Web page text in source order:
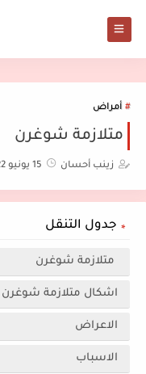
أمراض
متلازمة شوغرن
زينب أحسان 15 يونيو 2022
جدول التنقل
متلازمة شوغرن
اشكال متلازمة شوغرن
الاعراض
الاسباب